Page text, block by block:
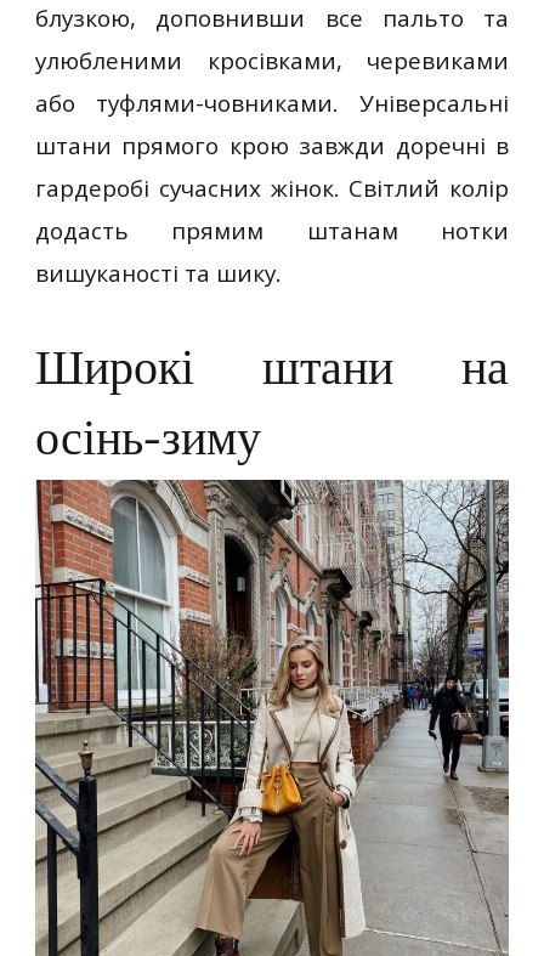
блузкою, доповнивши все пальто та
улюбленими кросівками, черевиками
або туфлями-човниками. Універсальні
штани прямого крою завжди доречні в
гардеробі сучасних жінок. Світлий колір
додасть прямим штанам нотки
вишуканості та шику.
Широкі штани на
осінь-зиму